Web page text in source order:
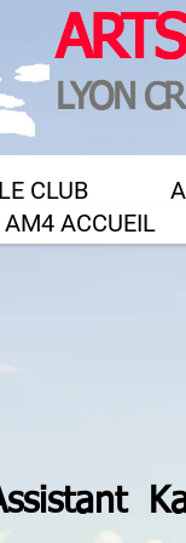
LE CLUB
LYON
LYON
ACCUEIL